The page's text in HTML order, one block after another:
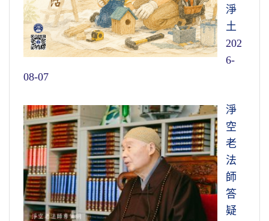
淨
土
202
6-
08-07
淨
空
老
法
師
答
疑